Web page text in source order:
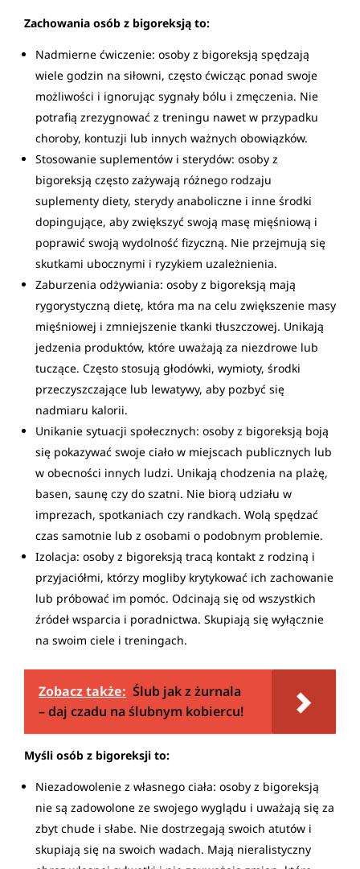
Zachowania osób z bigoreksją to:
Nadmierne ćwiczenie: osoby z bigoreksją spędzają
wiele godzin na siłowni, często ćwicząc ponad swoje
możliwości i ignorując sygnały bólu i zmęczenia. Nie
potrafią zrezygnować z treningu nawet w przypadku
choroby, kontuzji lub innych ważnych obowiązków.
Stosowanie suplementów i sterydów: osoby z
bigoreksją często zażywają różnego rodzaju
suplementy diety, sterydy anaboliczne i inne środki
dopingujące, aby zwiększyć swoją masę mięśniową i
poprawić swoją wydolność fizyczną. Nie przejmują się
skutkami ubocznymi i ryzykiem uzależnienia.
Zaburzenia odżywiania: osoby z bigoreksją mają
rygorystyczną dietę, która ma na celu zwiększenie masy
mięśniowej i zmniejszenie tkanki tłuszczowej. Unikają
jedzenia produktów, które uważają za niezdrowe lub
tuczące. Często stosują głodówki, wymioty, środki
przeczyszczające lub lewatywy, aby pozbyć się
nadmiaru kalorii.
Unikanie sytuacji społecznych: osoby z bigoreksją boją
się pokazywać swoje ciało w miejscach publicznych lub
w obecności innych ludzi. Unikają chodzenia na plażę,
basen, saunę czy do szatni. Nie biorą udziału w
imprezach, spotkaniach czy randkach. Wolą spędzać
czas samotnie lub z osobami o podobnym problemie.
Izolacja: osoby z bigoreksją tracą kontakt z rodziną i
przyjaciółmi, którzy mogliby krytykować ich zachowanie
lub próbować im pomóc. Odcinają się od wszystkich
źródeł wsparcia i poradnictwa. Skupiają się wyłącznie
na swoim ciele i treningach.
Zobacz także: Ślub jak z żurnala
– daj czadu na ślubnym kobiercu!
Myśli osób z bigoreksji to:
Niezadowolenie z własnego ciała: osoby z bigoreksją
nie są zadowolone ze swojego wyglądu i uważają się za
zbyt chude i słabe. Nie dostrzegają swoich atutów i
skupiają się na swoich wadach. Mają nieralistyczny